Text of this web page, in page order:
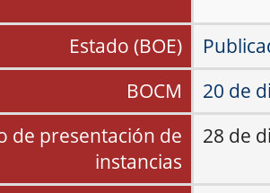
Estado (BOE)
BOCM
20 de
de presentación de
instancias
28 de